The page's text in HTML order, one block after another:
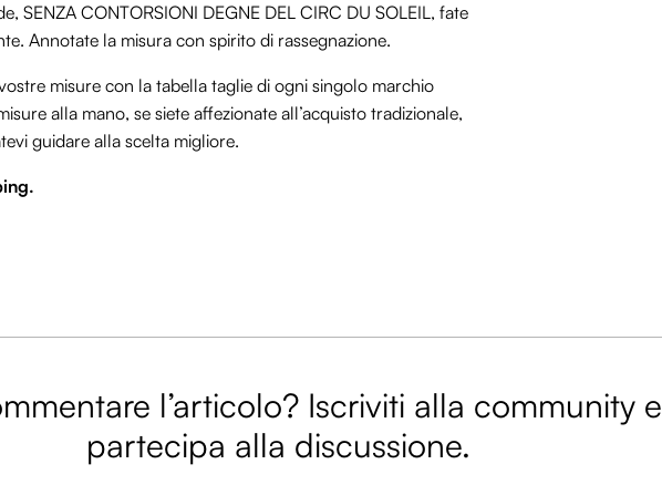
SENZA CONTORSIONI DEGNE DEL CIRC DU SOLEIL, fate
Annotate la misura con spirito di rassegnazione.
misure con la tabella taglie di ogni singolo marchio
alla mano, se siete affezionate all’acquisto tradizionale,
guidare alla scelta migliore.
l’articolo? Iscriviti alla community e
partecipa alla discussione.